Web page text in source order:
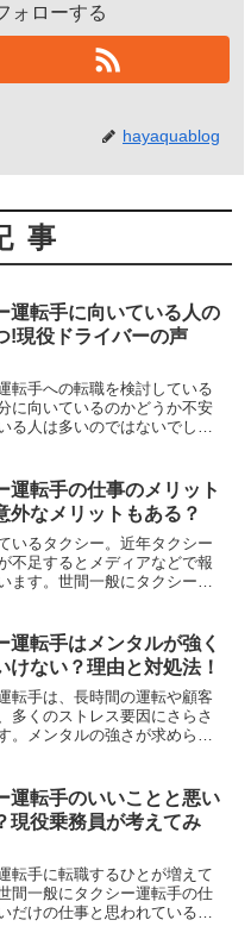
ォローする
hayaquablog
事
運転手に向いている人の
!現役ドライバーの声
転手への転職を検討している
に向いているのかどうか不安
る人は多いのではないでしょ
ている人の特徴をお伝えした
す。運転が好き...
運転手の仕事のメリット
外なメリットもある？
いるタクシー。近年タクシー
不足するとメディアなどで報
ます。世間一般にタクシーの
でしょうか？今回は実際に筆
ー運転手として...
運転手はメンタルが強く
けない？理由と対処法！
転手は、長時間の運転や顧客
多くのストレス要因にさらさ
。メンタルの強さが求められ
タクシー運転手はメンタルが
いけないかどう...
運転手のいいことと悪い
現役乗務員が考えてみ
転手に転職するひとが増えて
間一般にタクシー運転手の仕
だけの仕事と思われているよ